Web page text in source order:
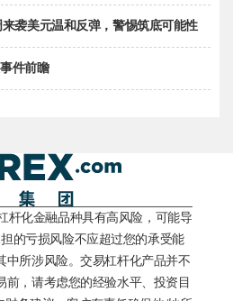
袭美元温和反弹，警惕筑底可能性
件前瞻
杆化金融品种具有高风险，可能导
的亏损风险不应超过您的承受能
中所涉风险。交易杠杆化产品并不
前，请考虑您的经验水平、投资目